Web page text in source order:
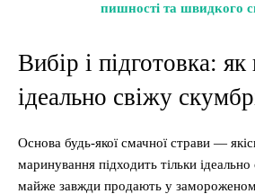
пишності та швидкого
Вибір і підготовка:
ідеально свіжу
Основа будь-якої смачної страви —
маринування підходить тільки
майже завжди продають у